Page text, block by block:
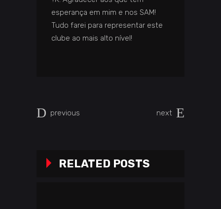
esperança em mim e nos SAM!
Tudo farei para representar este
clube ao mais alto nível!
previous next
RELATED POSTS